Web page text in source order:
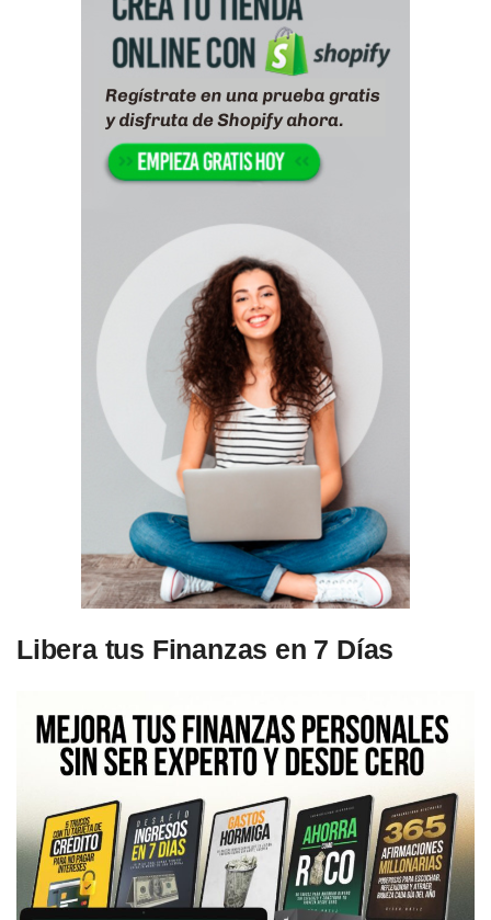
Libera tus Finanzas en 7 Días